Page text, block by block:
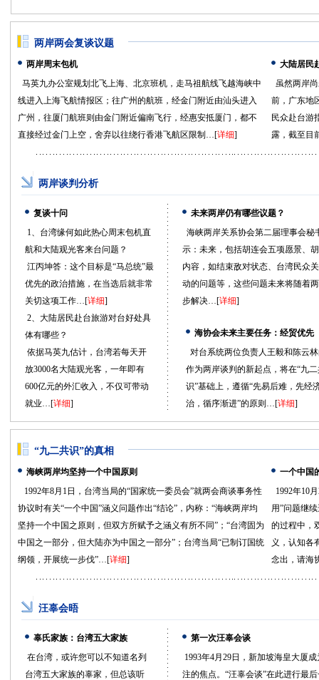
两岸两会复谈议题
两岸周末包机
马英九办公室规划北飞上海、北京班机，走马祖航线飞越海峡中
线进入上海飞航情报区；往广州的航班，经金门附近由汕头进入
广州，往厦门航班则由金门附近偏南飞行，经惠安抵厦门，都不
直接经过金门上空，舍弃以往绕行香港飞航区限制…[详细]
大陆居民
虽然两岸
前，广东地
民众赴台游
露，截至目
两岸谈判分析
复谈十问
1、台湾缘何如此热心周末包机直
航和大陆观光客来台问题？
江丙坤答：这个目标是“马总统”最
优先的政治措施，在当选后就非常
关切这项工作…[详细]
2、大陆居民赴台旅游对台好处具
体有哪些？
依据马英九估计，台湾若每天开
放3000名大陆观光客，一年即有
600亿元的外汇收入，不仅可带动
就业…[详细]
未来两岸仍有哪些议题？
海峡两岸关系协会第二届理事会秘
示：未来，包括胡连会五项愿景、
内容，如结束敌对状态、台湾民众
动的问题等，这些问题未来将随着
步解决…[详细]
海协会未来主要任务：经贸优先
对台系统两位负责人王毅和陈云
作为两岸谈判的新起点，将在“九
识”基础上，遵循“先易后难，先经
治，循序渐进”的原则…[详细]
“九二共识”的真相
海峡两岸均坚持一个中国原则
1992年8月1日，台湾当局的“国家统一委员会”就两会商谈事务性
协议时有关“一个中国”涵义问题作出“结论”，内称：“海峡两岸均
坚持一个中国之原则，但双方所赋予之涵义有所不同”；“台湾固为
中国之一部分，但大陆亦为中国之一部分”；台湾当局“已制订国统
纲领，开展统一步伐”…[详细]
一个中国
1992年10
用”问题继
的过程中，
义，认知各
念出，请海
汪辜会晤
辜氏家族：台湾五大家族
在台湾，或许您可以不知道名列
台湾五大家族的辜家，但总该听
第一次汪辜会谈
1993年4月29日，新加坡海皇大厦
注的焦点。“汪辜会谈”在此进行最